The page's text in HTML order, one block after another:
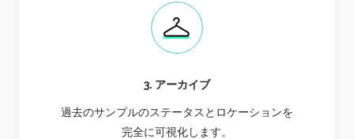
3. アーカイブ
過去のサンプルのステータスとロケーションを
完全に可視化します。